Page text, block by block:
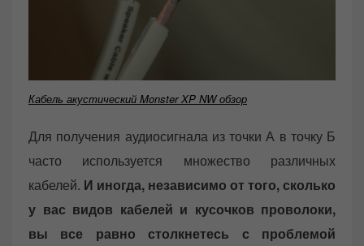
Кабель акустический Monster XP NW обзор
Для получения аудиосигнала из точки А в точку Б
часто используется множество различных
кабелей. И иногда, независимо от того, сколько
у вас видов кабелей и кусочков проволоки,
вы все равно столкнетесь с проблемой